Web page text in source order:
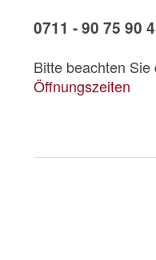
0711 - 90 75 90
Bitte beachten Sie
Öffnungszeiten